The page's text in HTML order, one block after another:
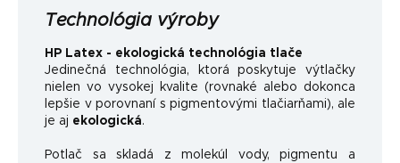
Technológia výroby
HP Latex - ekologická technológia tlače
Jedinečná technológia, ktorá poskytuje výtlačky
nielen vo vysokej kvalite (rovnaké alebo dokonca
lepšie v porovnaní s pigmentovými tlačiarňami), ale
je aj ekologická.
Potlač sa skladá z molekúl vody, pigmentu a